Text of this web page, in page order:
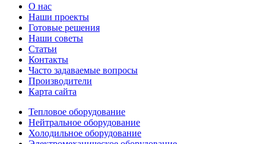
О нас
Наши проекты
Готовые решения
Наши советы
Статьи
Контакты
Часто задаваемые вопросы
Производители
Карта сайта
Тепловое оборудование
Нейтральное оборудование
Холодильное оборудование